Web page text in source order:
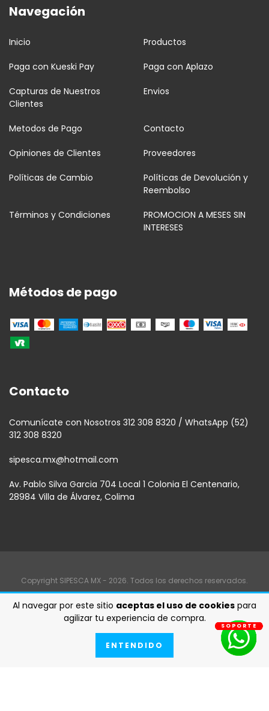
Al navegar por este sitio aceptas el uso de cookies para
agilizar tu experiencia de compra.
ENTENDIDO
Navegación
Inicio Productos
Paga con Kueski Pay Paga con Aplazo
Capturas de Nuestros
Clientes
Envios
Metodos de Pago Contacto
Opiniones de Clientes Proveedores
Políticas de Cambio
Políticas de Devolución y
Reembolso
Términos y Condiciones
PROMOCION A MESES SIN
INTERESES
Métodos de pago
Contacto
Comunícate con Nosotros 312 308 8320 / WhatsApp (52)
312 308 8320
sipesca.mx@hotmail.com
Av. Pablo Silva Garcia 704 Local 1 Colonia El Centenario,
28984 Villa de Álvarez, Colima
Copyright SIPESCA MX - 2026. Todos los derechos reservados.
SOPORTE
SOPORTE
SOPORTE
SOPORTE
SOPORTE
SOPORTE
SOPORTE